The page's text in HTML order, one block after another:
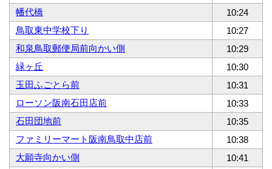
幡代橋
10:24
鳥取東中学校下り
10:27
和泉鳥取郵便局前向かい側
10:29
緑ヶ丘
10:30
玉田ふごとら前
10:31
ローソン阪南石田店前
10:33
石田団地前
10:35
ファミリーマート阪南鳥取中店前
10:38
大願寺向かい側
10:41